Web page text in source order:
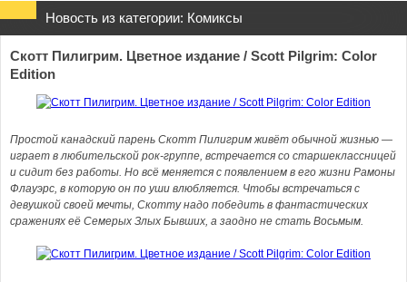
Новость из категории: Комиксы
Скотт Пилигрим. Цветное издание / Scott Pilgrim: Color
Edition
Простой канадский парень Скотт Пилигрим живёт обычной жизнью —
играет в любительской рок-группе, встречается со старшеклассницей
и сидит без работы. Но всё меняется с появлением в его жизни Рамоны
Флауэрс, в которую он по уши влюбляется. Чтобы встречаться с
девушкой своей мечты, Скотту надо победить в фантастических
сражениях её Семерых Злых Бывших, а заодно не стать Восьмым.